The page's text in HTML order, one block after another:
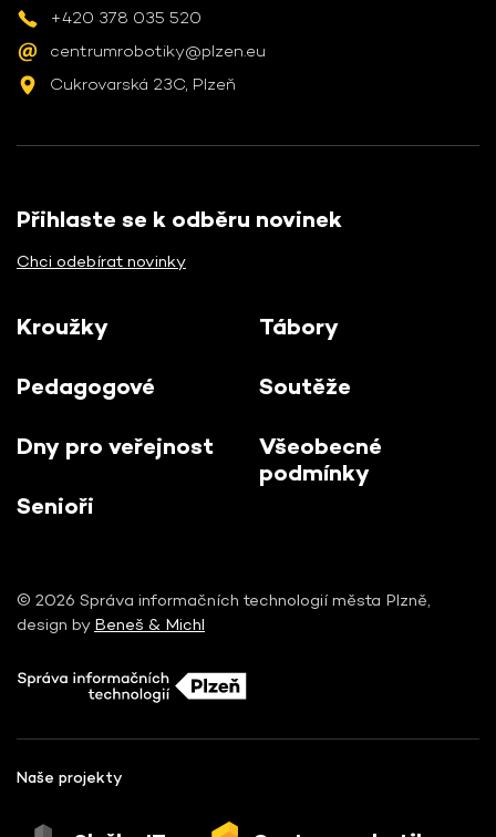
+420 378 035 520
centrumrobotiky@plzen.eu
Cukrovarská 23C, Plzeň
Přihlaste se k odběru novinek
Chci odebírat novinky
Kroužky
Pedagogové
Dny pro veřejnost
Senioři
Tábory
Soutěže
Všeobecné
podmínky
© 2026 Správa informačních technologií města Plzně,
design by Beneš & Michl
Naše projekty